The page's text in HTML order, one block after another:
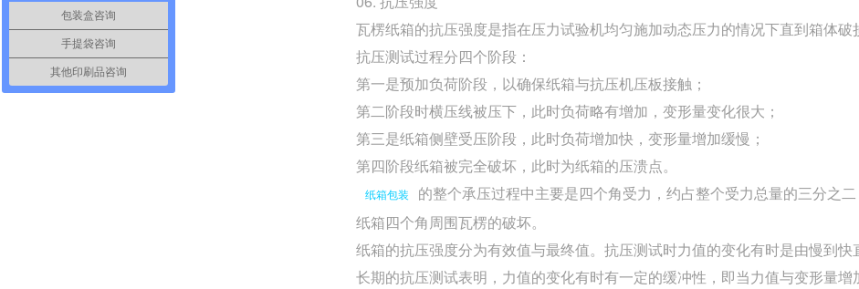
瓦楞纸箱的抗压强度是指在压力试验机均匀施加动态压力的情况下直到箱体破
抗压测试过程分四个阶段：
第一是预加负荷阶段，以确保纸箱与抗压机压板接触；
第二阶段时横压线被压下，此时负荷略有增加，变形量变化很大；
第三是纸箱侧壁受压阶段，此时负荷增加快，变形量增加缓慢；
第四阶段纸箱被完全破坏，此时为纸箱的压溃点。
纸箱包装
的整个承压过程中主要是四个角受力，约占整个受力总量的三分之
纸箱四个角周围瓦楞的破坏。
纸箱的抗压强度分为有效值与最终值。抗压测试时力值的变化有时是由慢到快
长期的抗压测试表明，力值的变化有时有一定的缓冲性，即当力值与变形量
包装盒咨询
手提袋咨询
其他印刷品咨询